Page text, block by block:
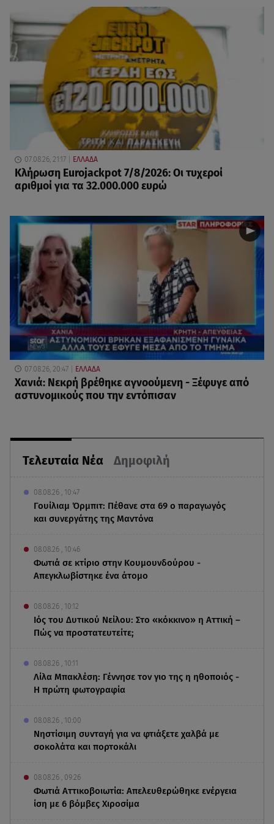
Τελευταία Νέα Δημοφιλή
08.08.26 , 10:47
Γουίλιαμ Όρμπιτ: Πέθανε στα 69 ο παραγωγός
και συνεργάτης της Μαντόνα
08.08.26 , 10:46
Φωτιά σε κτίριο στην Κουμουνδούρου -
Απεγκλωβίστηκε ένα άτομο
08.08.26 , 10:12
Ιός του Δυτικού Νείλου: Στο «κόκκινο» η Αττική –
Πώς να προστατευτείτε;
08.08.26 , 10:11
Λίλα Μπακλέση: Γέννησε τον γιο της η ηθοποιός -
Η πρώτη φωτογραφία
08.08.26 , 10:00
Νηστίσιμη συνταγή για να φτιάξετε χαλβά με
σοκολάτα και πορτοκάλι
08.08.26 , 09:26
Φωτιά Αττικοβοιωτία: Απελευθερώθηκε ενέργεια
ίση με 6 βόμβες Χιροσίμα
07.08.26, 21:17 ΕΛΛΑΔΑ
Κλήρωση Eurojackpot 7/8/2026: Οι τυχεροί
αριθμοί για τα 32.000.000 ευρώ
07.08.26, 20:47 ΕΛΛΑΔΑ
Χανιά: Νεκρή βρέθηκε αγνοούμενη - Ξέφυγε από
αστυνομικούς που την εντόπισαν